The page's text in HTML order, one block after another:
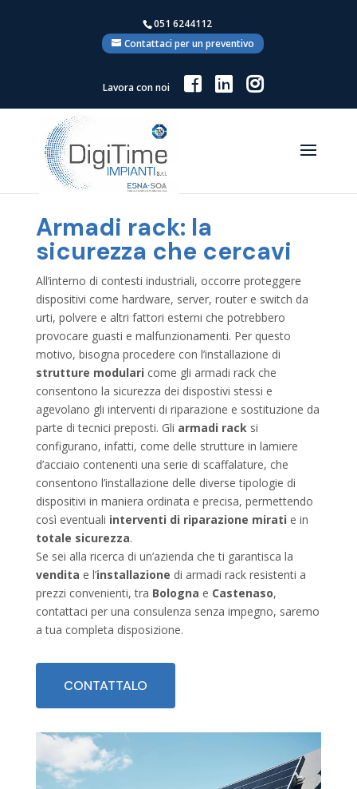
051 6244112
Contattaci per un preventivo
Lavora con noi
Armadi rack: la
sicurezza che cercavi
All’interno di contesti industriali, occorre proteggere
dispositivi come hardware, server, router e switch da
urti, polvere e altri fattori esterni che potrebbero
provocare guasti e malfunzionamenti. Per questo
motivo, bisogna procedere con l’installazione di
strutture modulari come gli armadi rack che
consentono la sicurezza dei dispostivi stessi e
agevolano gli interventi di riparazione e sostituzione da
parte di tecnici preposti. Gli armadi racksi
configurano, infatti, come delle strutture in lamiere
d’acciaio contenenti una serie di scaffalature, che
consentono l’installazione delle diverse tipologie di
dispositivi in maniera ordinata e precisa, permettendo
così eventuali interventi di riparazione mirati e in
totale sicurezza.
Se sei alla ricerca di un’azienda che ti garantisca la
vendita e l’installazione di armadi rack resistenti a
prezzi convenienti, tra Bologna e Castenaso,
contattaci per una consulenza senza impegno, saremo
a tua completa disposizione.
CONTATTALO